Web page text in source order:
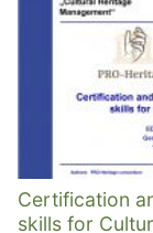
Certification
skills for